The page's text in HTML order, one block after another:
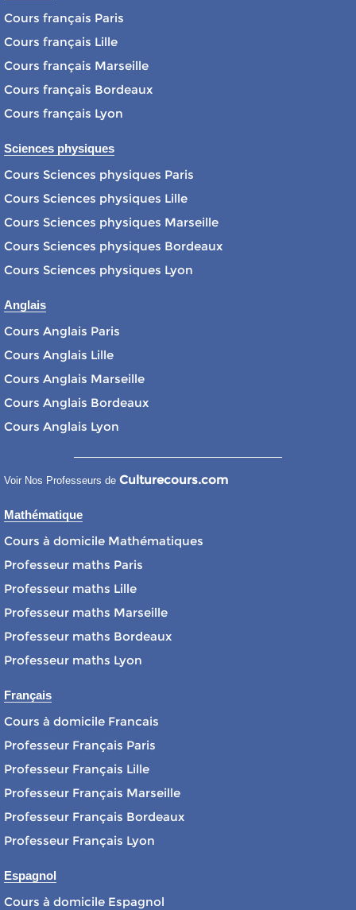
Cours français Paris
Cours français Lille
Cours français Marseille
Cours français Bordeaux
Cours français Lyon
Sciences physiques
Cours Sciences physiques Paris
Cours Sciences physiques Lille
Cours Sciences physiques Marseille
Cours Sciences physiques Bordeaux
Cours Sciences physiques Lyon
Anglais
Cours Anglais Paris
Cours Anglais Lille
Cours Anglais Marseille
Cours Anglais Bordeaux
Cours Anglais Lyon
Voir Nos Professeurs de Culturecours.com
Mathématique
Cours à domicile Mathématiques
Professeur maths Paris
Professeur maths Lille
Professeur maths Marseille
Professeur maths Bordeaux
Professeur maths Lyon
Français
Cours à domicile Francais
Professeur Français Paris
Professeur Français Lille
Professeur Français Marseille
Professeur Français Bordeaux
Professeur Français Lyon
Espagnol
Cours à domicile Espagnol